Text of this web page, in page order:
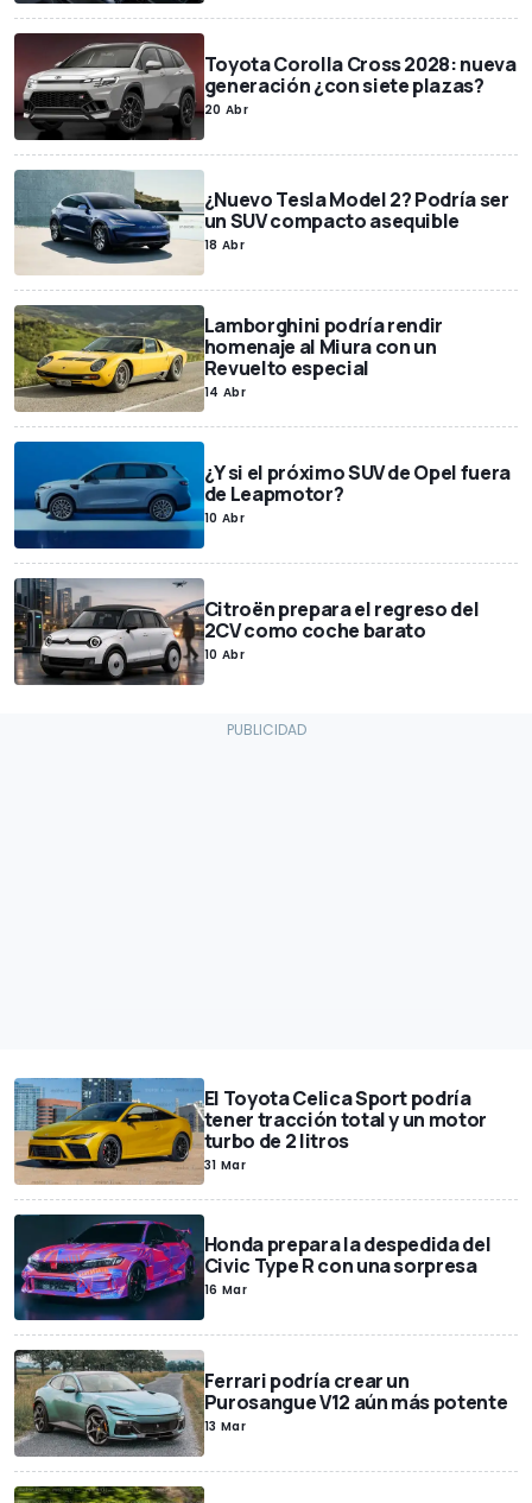
Toyota Corolla Cross 2028: nueva
generación ¿con siete plazas?
20 Abr
¿Nuevo Tesla Model 2? Podría ser
un SUV compacto asequible
18 Abr
Lamborghini podría rendir
homenaje al Miura con un
Revuelto especial
14 Abr
¿Y si el próximo SUV de Opel fuera
de Leapmotor?
10 Abr
Citroën prepara el regreso del
2CV como coche barato
10 Abr
El Toyota Celica Sport podría
tener tracción total y un motor
turbo de 2 litros
31 Mar
Honda prepara la despedida del
Civic Type R con una sorpresa
16 Mar
Ferrari podría crear un
Purosangue V12 aún más potente
13 Mar